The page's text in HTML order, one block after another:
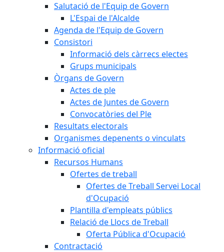
Salutació de l'Equip de Govern
L'Espai de l'Alcalde
Agenda de l'Equip de Govern
Consistori
Informació dels càrrecs electes
Grups municipals
Òrgans de Govern
Actes de ple
Actes de Juntes de Govern
Convocatòries del Ple
Resultats electorals
Organismes depenents o vinculats
Informació oficial
Recursos Humans
Ofertes de treball
Ofertes de Treball Servei Local
d'Ocupació
Plantilla d'empleats públics
Relació de Llocs de Treball
Oferta Pública d'Ocupació
Contractació